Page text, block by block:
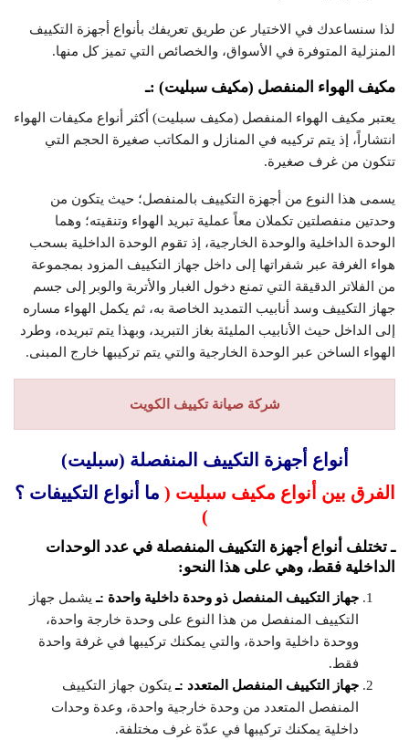
لذا سنساعدك في الاختيار عن طريق تعريفك بأنواع أجهزة التكييف
المنزلية المتوفرة في الأسواق، والخصائص التي تميز كل منها.
مكيف الهواء المنفصل (مكيف سبليت) :ـ
يعتبر مكيف الهواء المنفصل (مكيف سبليت) أكثر أنواع مكيفات الهواء
انتشاراً، إذ يتم تركيبه في المنازل و المكاتب صغيرة الحجم التي
تتكون من غرف صغيرة.
يسمى هذا النوع من أجهزة التكييف بالمنفصل؛ حيث يتكون من
وحدتين منفصلتين تكملان معاً عملية تبريد الهواء وتنقيته؛ وهما
الوحدة الداخلية والوحدة الخارجية، إذ تقوم الوحدة الداخلية بسحب
هواء الغرفة عبر شفراتها إلى داخل جهاز التكييف المزود بمجموعة
من الفلاتر الدقيقة التي تمنع دخول الغبار والأتربة والوبر إلى جسم
جهاز التكييف وسد أنابيب التمديد الخاصة به، ثم يكمل الهواء مساره
إلى الداخل حيث الأنابيب المليئة بغاز التبريد، وبهذا يتم تبريده، وطرد
الهواء الساخن عبر الوحدة الخارجية والتي يتم تركيبها خارج المبنى.
شركة صيانة تكييف الكويت
أنواع أجهزة التكييف المنفصلة (سبليت)
الفرق بين أنواع مكيف سبليت ( ما أنواع التكييفات ؟
)
ـ تختلف أنواع أجهزة التكييف المنفصلة في عدد الوحدات
الداخلية فقط، وهي على هذا النحو:
جهاز التكييف المنفصل ذو وحدة داخلية واحدة :ـ يشمل جهاز
التكييف المنفصل من هذا النوع على وحدة خارجة واحدة،
ووحدة داخلية واحدة، والتي يمكنك تركيبها في غرفة واحدة
فقط.
جهاز التكييف المنفصل المتعدد :ـ يتكون جهاز التكييف
المنفصل المتعدد من وحدة خارجية واحدة، وعدة وحدات
داخلية يمكنك تركيبها في عدّة غرف مختلفة.